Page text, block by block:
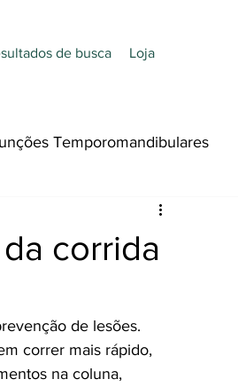
de busca Loja
Temporomandibulares
corrida
de lesões.
correr mais rápido,
na coluna,